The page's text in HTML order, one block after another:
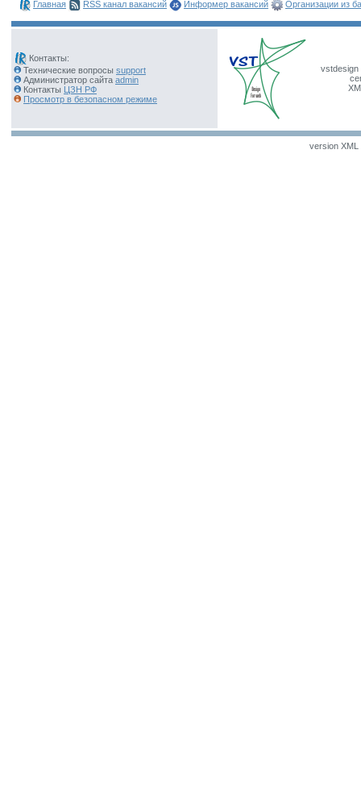
Главная RSS канал вакансий Информер вакансий Организации из
Контакты:
Технические вопросы support
Администратор сайта admin
Контакты ЦЗН РФ
Просмотр в безопасном режиме
vstdesign
version